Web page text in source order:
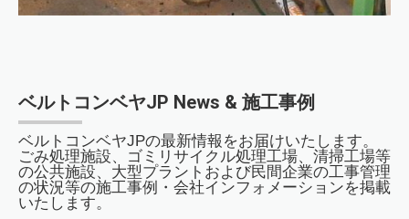
ベルトコンベヤJP News & 施工事例
ベルトコンベヤJPの最新情報をお届けいたします。
ごみ処理施設、ゴミリサイクル処理工場、清掃工場等
の公共施設、大型プラントおよび民間企業の工事管理
の状況等の施工事例・会社インフォメーションを掲載
いたします。